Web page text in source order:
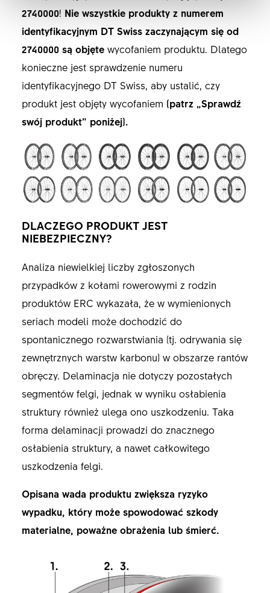
2740000! Nie wszystkie produkty z numerem
identyfikacyjnym DT Swiss zaczynającym się od
2740000 są objętewycofaniem produktu. Dlatego
konieczne jest sprawdzenie numeru
identyfikacyjnego DT Swiss, aby ustalić, czy
produkt jest objęty wycofaniem (patrz „Sprawdź
swój produkt” poniżej).
DLACZEGO PRODUKT JEST
NIEBEZPIECZNY?
Analiza niewielkiej liczby zgłoszonych
przypadków z kołami rowerowymi z rodzin
produktów ERC wykazała, że w wymienionych
seriach modeli może dochodzić do
spontanicznego rozwarstwiania (tj. odrywania się
zewnętrznych warstw karbonu) w obszarze rantów
obręczy. Delaminacja nie dotyczy pozostałych
segmentów felgi, jednak w wyniku osłabienia
struktury również ulega ono uszkodzeniu. Taka
forma delaminacji prowadzi do znacznego
osłabienia struktury, a nawet całkowitego
uszkodzenia felgi.
Opisana wada produktu zwiększa ryzyko
wypadku, który może spowodować szkody
materialne, poważne obrażenia lub śmierć.